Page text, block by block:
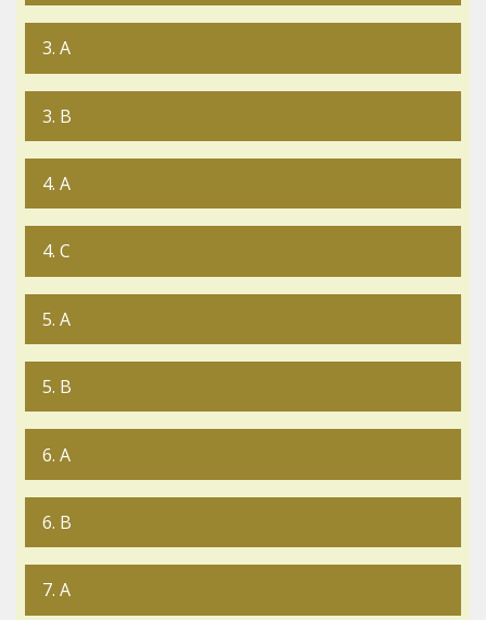
3. A
3. B
4. A
4. C
5. A
5. B
6. A
6. B
7. A